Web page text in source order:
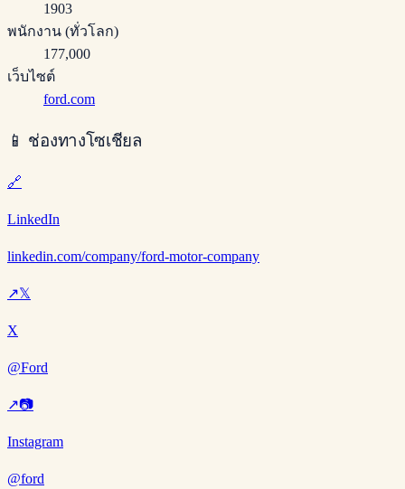
1903
พนักงาน (ทั่วโลก)
177,000
เว็บไซต์
ford.com
📱 ช่องทางโซเชียล
🔗
LinkedIn
linkedin.com/company/ford-motor-company
↗𝕏
X
@Ford
↗📷
Instagram
@ford